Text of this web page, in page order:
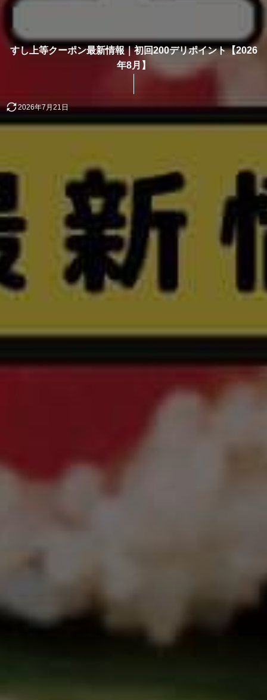
すし上等クーポン最新情報｜初回200デリポイント【2026
年8月】
2026年7月21日